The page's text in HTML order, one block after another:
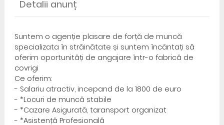
Detalii anunț
Suntem o agenție plasare de forță de muncă
specializata în străinătate și suntem încântați să
oferim oportunități de angajare într-o fabrică de
covrigi
Ce oferim:
- Salariu atractiv, incepand de la 1800 de euro
- *Locuri de muncă stabile
- *Cazare Asigurată, taransport organizat
- *Asistență Profesională